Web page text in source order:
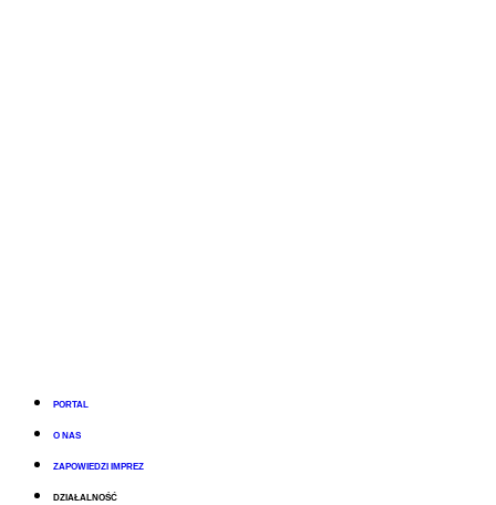
PORTAL
O NAS
ZAPOWIEDZI IMPREZ
DZIAŁALNOŚĆ